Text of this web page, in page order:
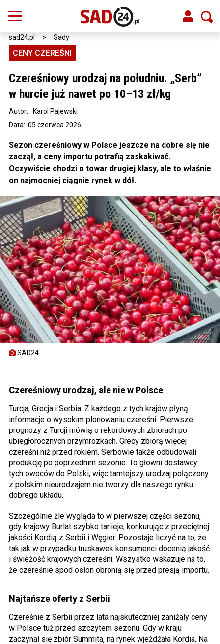
sad24.pl > Sady
SAD24
CENY CZEREŚNI
Czereśniowy urodzaj na południu. „Serb”
w hurcie już nawet po 10–13 zł/kg
Data: 05 czerwca 2026
Autor: Karol Pajewski
Sezon czereśniowy w Polsce jeszcze na dobre się nie
zaczął, a ceny importu potrafią zaskakiwać.
Oczywiście chodzi o towar drugiej klasy, ale to właśnie
on najmocniej ciągnie rynek w dół.
Czereśniowy urodzaj, ale nie w Polsce
Turcja, Grecja i Serbia. Z każdego z tych krajów płyną
informacje o wysokim plonowaniu czereśni. Pierwsze
prognozy z Turcji mówią o rekordowych zbiorach po
ubiegłorocznych przymrozkach. Grecy zbiorą więcej
czereśni niż przed rokiem. Serbowie także odbudowali
produkcję po poprzednim sezonie. To główni dostawcy
tych owoców do Polski, więc tamtejszy urodzaj połączony
z polskim nieurodzajem nie tworzy dla naszego rynku
dobrego układu.
Szczególnie źle wygląda to w pierwszej części sezonu,
gdy krajowy Burlat szybko tanieje, konkurując z przeciętnej
jakości Kordią z Serbii i Węgier. Pozostaje liczyć na to, że
tak jak w przypadku truskawek konsumenci docenią jakość
i świeżość krajowych czereśni. Wszystko wskazuje na to,
że czereśnie spod osłon obronią się przed presją importu.
Najtańsze oferty z Serbii
Czereśnie z Serbii przez lata najskuteczniej zaniżały ceny
w Polsce tuż przed szczytem sezonu. Gdy w kraju
zaczynał się zbiór Summita, na rynek wjeżdżała Kordia. Na